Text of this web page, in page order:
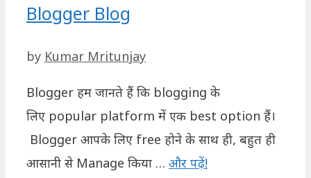
Blogger Blog
by Kumar Mritunjay
Blogger हम जानते हैं कि blogging के
लिए popular platform में एक best option हैं।
Blogger आपके लिए free होने के साथ ही, बहुत ही
आसानी से Manage किया … और पढ़ें!